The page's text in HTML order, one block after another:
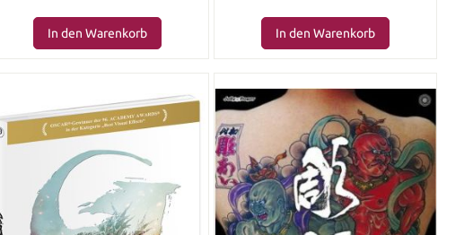
In den Warenkorb In den Warenkorb